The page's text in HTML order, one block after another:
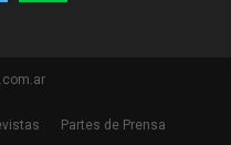
Partes de Prensa